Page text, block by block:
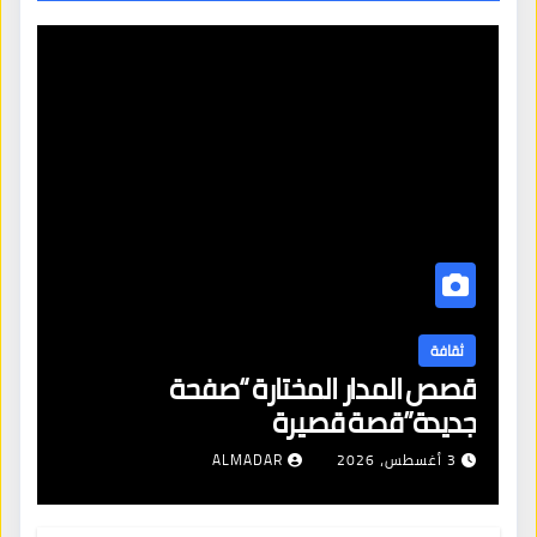
ثقافة
قصص المدار المختارة “صفحة
جديدة”قصة قصيرة
3 أغسطس، 2026 ALMADAR